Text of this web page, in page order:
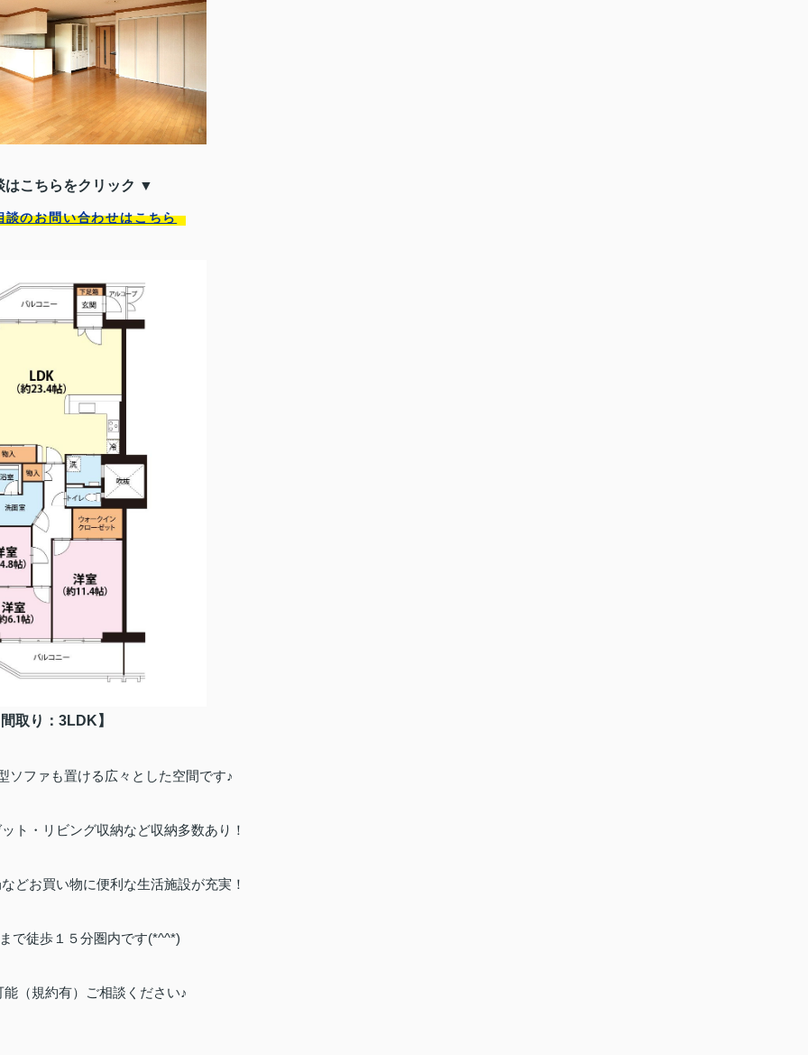
こちらをクリック ▼
談のお問い合わせはこちら
取り：3LDK】
ソファも置ける広々とした空間です♪
ト・リビング収納など収納多数あり！
どお買い物に便利な生活施設が充実！
で徒歩１５分圏内です(*^^*)
（規約有）ご相談ください♪